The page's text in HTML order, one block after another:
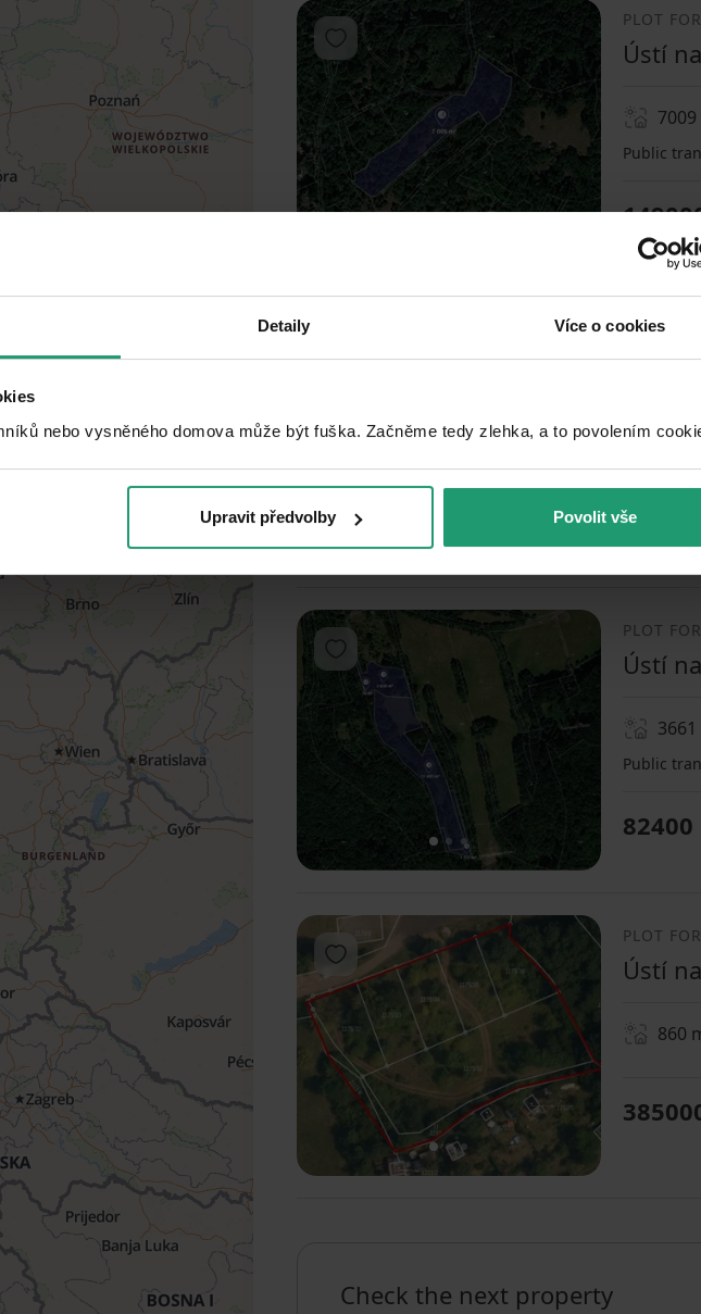
Detaily Více o cookies
nebo vysněného domova může být fuška. Začněme tedy zlehka, a to povolením
Upravit předvolby Povolit vše
Add to favorites
PLOT
7009
Public
12 3
PLOT FOR
7590
Public
350200
1 2 3
Add to favorites
PLOT
3661
Public
82400
1 2 3
Add to favorites
PLOT
860
Check the next property